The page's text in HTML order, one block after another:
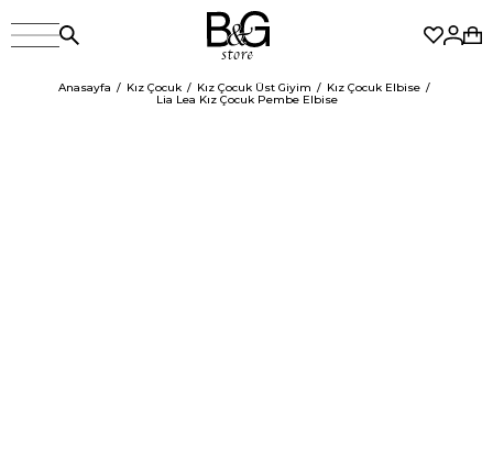
Anasayfa Kız Çocuk Kız Çocuk Üst Giyim
Kız Çocuk Elbise
Lia Lea Kız Çocuk Pembe Elbise